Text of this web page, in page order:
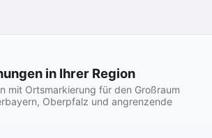
in Ihrer Region
mit Ortsmarkierung für den Großraum
Oberpfalz und angrenzende